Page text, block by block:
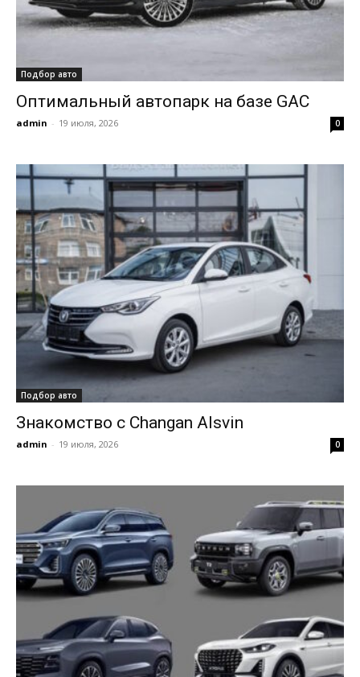
Подбор авто
Оптимальный автопарк на базе GAC
admin - 19 июля, 2026 0
Подбор авто
Знакомство с Changan Alsvin
admin - 19 июля, 2026 0